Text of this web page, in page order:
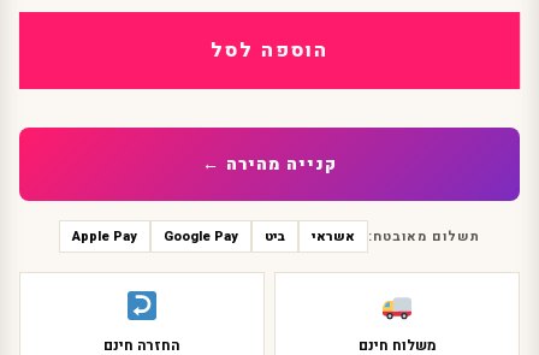
בגד
הוספה לסל
קנייה מהירה ←
תשלום מאובטח: אשראי ביט Google Pay
Apple Pay
משלוח חינם החזרה חינם